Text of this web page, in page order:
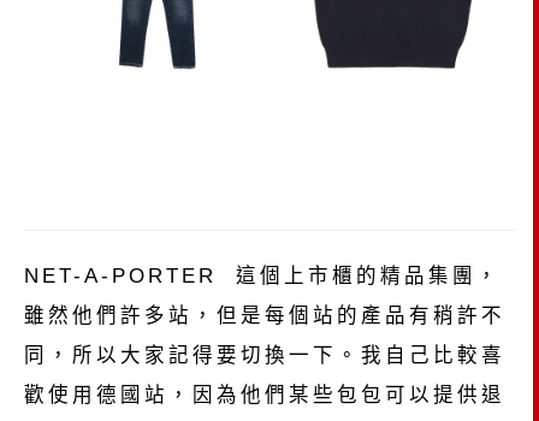
NET-A-PORTER 這個上市櫃的精品集團，
雖然他們許多站，但是每個站的產品有稍許不
同，所以大家記得要切換一下。我自己比較喜
歡使用德國站，
因為他們某些包包可以提供退